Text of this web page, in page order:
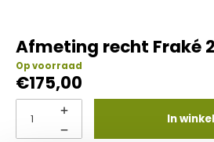
Afmeting recht Fraké
Op voorraad
€175,00
In